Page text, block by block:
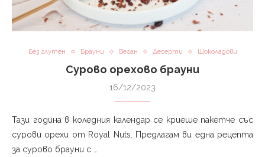
Без глутен Брауни Веган Десерти Шоколадови
Сурово орехово брауни
16/12/2023
Тази година в коледния календар се криеше пакетче със
сурови орехи от Royal Nuts. Предлагам ви една рецепта
за сурово брауни с …